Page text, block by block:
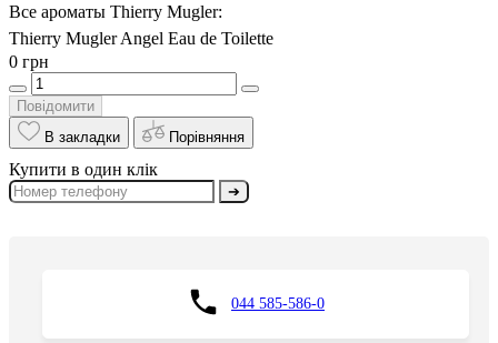
Все ароматы Thierry Mugler:
Thierry Mugler Angel Eau de Toilette
0 грн
Повідомити
В закладки
Порівняння
Купити в один клік
➔
044 585-586-0